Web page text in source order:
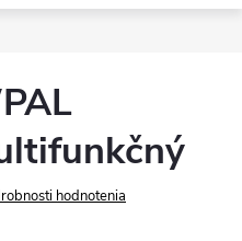
hodnotenia